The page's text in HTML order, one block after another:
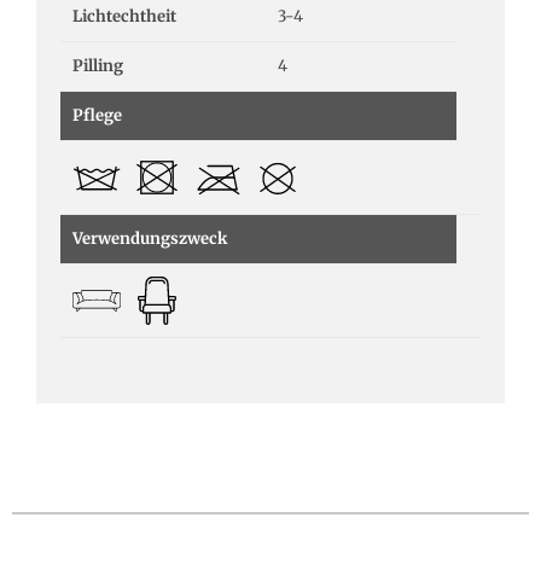
Lichtechtheit 3-4
Pilling 4
Pflege
Verwendungszweck